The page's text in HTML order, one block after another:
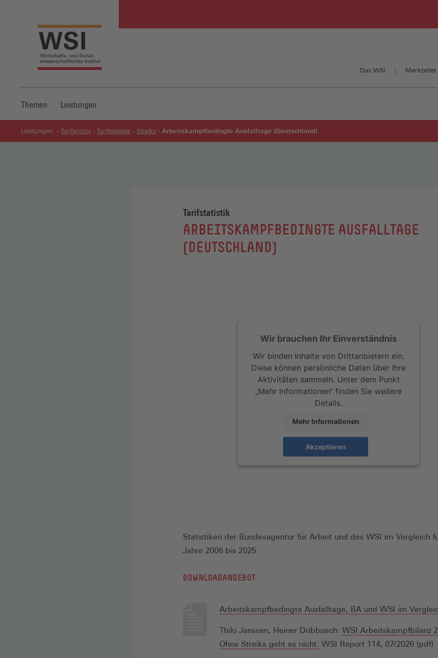
Das WSI Merkzettel
Themen Leistungen
Leistungen Tarifarchiv Tarifstatistik Streiks Arbeitskampfbedingte Ausfalltage (Deutschland)
Tarifstatistik
:
ARBEITSKAMPFBEDINGTE AUSFALLTAGE
(DEUTSCHLAND)
Wir brauchen Ihr Einverständnis
Wir binden Inhalte von Drittanbietern ein.
Diese können persönliche Daten über Ihre
Aktivitäten sammeln. Unter dem Punkt
„Mehr Informationen“ finden Sie weitere
Details.
Mehr Informationen
Akzeptieren
Statistiken der Bundesagentur für Arbeit und des WSI im Vergleich
Jahre 2006 bis 2025
DOWNLOADANGEBOT
Arbeitskampfbedingte Ausfalltage, BA und WSI im
Thilo Janssen, Heiner Dribbusch: WSI Arbeitskampfbilanz
Ohne Streiks geht es nicht. (Öffnet
WSI Report 114, 07/2026 (pdf)